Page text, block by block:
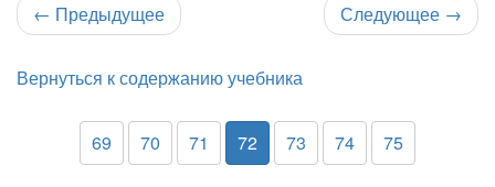
← Предыдущее Следующее →
Вернуться к содержанию учебника
69 70 71 72 73 74 75